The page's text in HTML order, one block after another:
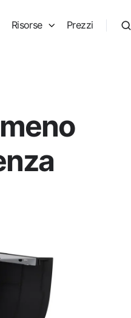
Risorse Prezzi